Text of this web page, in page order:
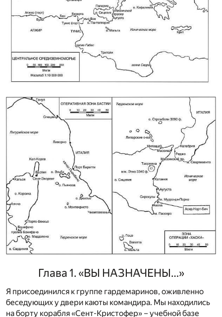
Глава 1. «ВЫ НАЗНАЧЕНЫ…»
Я присоединился к группе гардемаринов, оживленно
беседующих у двери каюты командира. Мы находились
на борту корабля «Сент-Кристофер» – учебной базе